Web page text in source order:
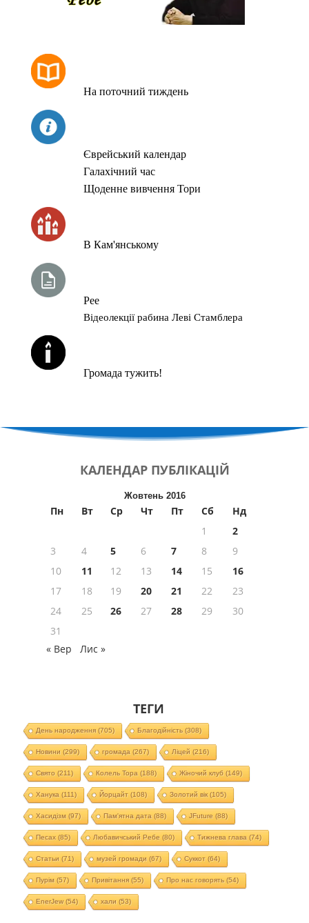
На поточний тиждень
Єврейський календар
Галахічний час
Щоденне вивчення Тори
В Кам'янському
Рее
Відеолекції рабина Леві Стамблера
Громада тужить!
КАЛЕНДАР ПУБЛІКАЦІЙ
Жовтень 2016
Пн Вт Ср Чт Пт Сб
Нд
1
2
3
4 5 6 7 8
9
10
11 12 13 14 15
16
17
18 19 20 21 22
23
24
25 26 27 28 29
30
31
« Вер
Лис »
ТЕГИ
День народження(705) Благодійність (308)
Новини (299) громада (267) Ліцей (216)
Свято (211) Колель Тора (188) Жіночий клуб (149)
Ханука (111) Йорцайт (108) Золотий вік(105)
Хасидізм (97) Пам'ятна дата (88) JFuture (88)
Песах(85) Любавичський Ребе (80) Тижнева глава (74)
Статьи (71) музей громади (67) Суккот (64)
Пурім (57) Привітання(55) Про нас говорять (54)
EnerJew(54) хали (53)